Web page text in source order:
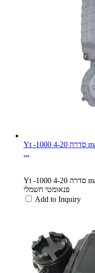
Yt -1000 סדרה 4-20 ma dc yt -1000 rsz135s 00 מיקום שסתום
...
Yt -1000 סדרה 4-20 ma dc yt -1000 rsz135s 00 מיקום שסתום
פנאומטי חשמלי
Add to Inquiry